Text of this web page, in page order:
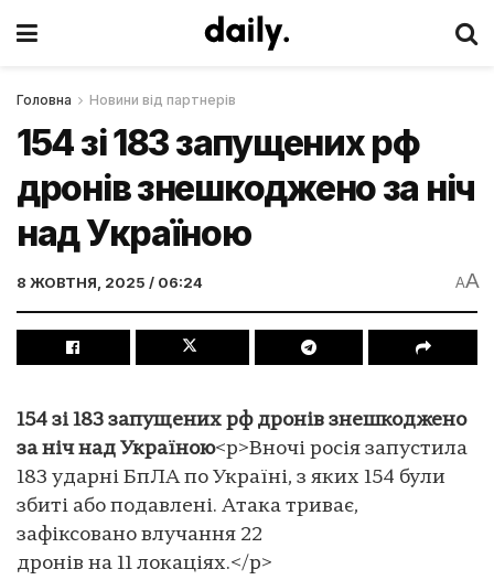
Головна Новини від партнерів
154 зі 183 запущених рф
дронів знешкоджено за ніч
над Україною
8 ЖОВТНЯ, 2025 / 06:24 AA
154 зі 183 запущених рф дронів знешкоджено
за ніч над Україною<p>Вночі росія запустила
183 ударні БпЛА по Україні, з яких 154 були
збиті або подавлені. Атака триває,
зафіксовано влучання 22
дронів на 11 локаціях.</p>